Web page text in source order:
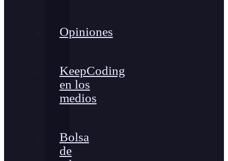
Opiniones
KeepCoding
en los
medios
Bolsa
de